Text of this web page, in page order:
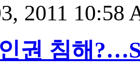
2011 10:58
권 침해